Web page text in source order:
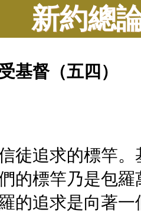
新約總
督（五四）
徒追求的標竿
的標竿乃是包
的追求是向著